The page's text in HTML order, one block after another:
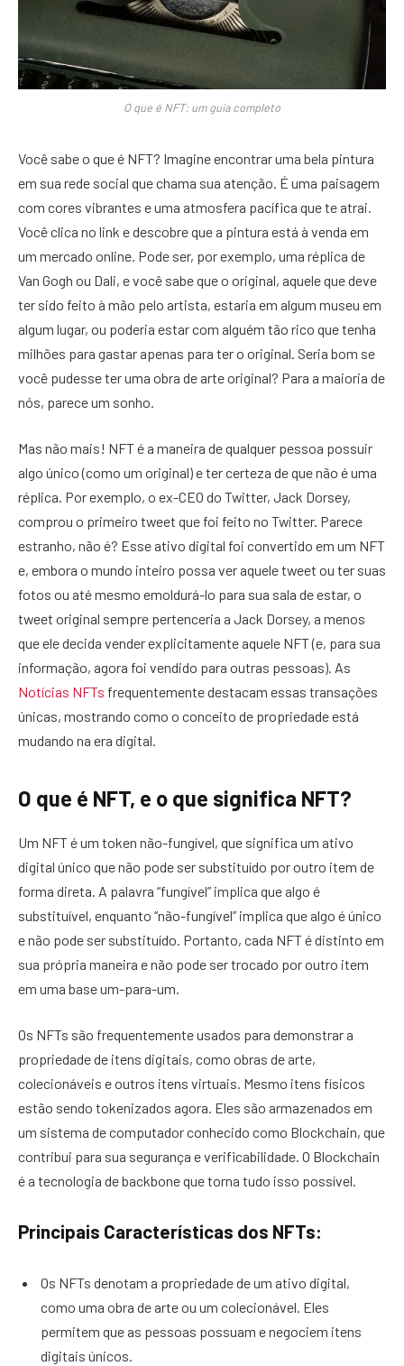
O que é NFT: um guia completo
Você sabe o que é NFT? Imagine encontrar uma bela pintura
em sua rede social que chama sua atenção. É uma paisagem
com cores vibrantes e uma atmosfera pacífica que te atrai.
Você clica no link e descobre que a pintura está à venda em
um mercado online. Pode ser, por exemplo, uma réplica de
Van Gogh ou Dali, e você sabe que o original, aquele que deve
ter sido feito à mão pelo artista, estaria em algum museu em
algum lugar, ou poderia estar com alguém tão rico que tenha
milhões para gastar apenas para ter o original. Seria bom se
você pudesse ter uma obra de arte original? Para a maioria de
nós, parece um sonho.
Mas não mais! NFT é a maneira de qualquer pessoa possuir
algo único (como um original) e ter certeza de que não é uma
réplica. Por exemplo, o ex-CEO do Twitter, Jack Dorsey,
comprou o primeiro tweet que foi feito no Twitter. Parece
estranho, não é? Esse ativo digital foi convertido em um NFT
e, embora o mundo inteiro possa ver aquele tweet ou ter suas
fotos ou até mesmo emoldurá-lo para sua sala de estar, o
tweet original sempre pertenceria a Jack Dorsey, a menos
que ele decida vender explicitamente aquele NFT (e, para sua
informação, agora foi vendido para outras pessoas). As
Notícias NFTs frequentemente destacam essas transações
únicas, mostrando como o conceito de propriedade está
mudando na era digital.
O que é NFT, e o que significa NFT?
Um NFT é um token não-fungível, que significa um ativo
digital único que não pode ser substituído por outro item de
forma direta. A palavra “fungível” implica que algo é
substituível, enquanto “não-fungível” implica que algo é único
e não pode ser substituído. Portanto, cada NFT é distinto em
sua própria maneira e não pode ser trocado por outro item
em uma base um-para-um.
Os NFTs são frequentemente usados para demonstrar a
propriedade de itens digitais, como obras de arte,
colecionáveis e outros itens virtuais. Mesmo itens físicos
estão sendo tokenizados agora. Eles são armazenados em
um sistema de computador conhecido como Blockchain, que
contribui para sua segurança e verificabilidade. O Blockchain
é a tecnologia de backbone que torna tudo isso possível.
Principais Características dos NFTs:
Os NFTs denotam a propriedade de um ativo digital,
como uma obra de arte ou um colecionável. Eles
permitem que as pessoas possuam e negociem itens
digitais únicos.